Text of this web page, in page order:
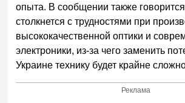
опыта. В сообщении также
столкнется с трудностями при
высококачественной оптики и
электроники, из-за чего заменить
Украине технику будет крайне
Реклама